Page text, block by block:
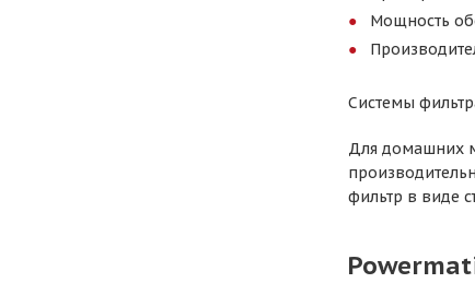
Мощность
Системы
Для домашних
фильтр в виде